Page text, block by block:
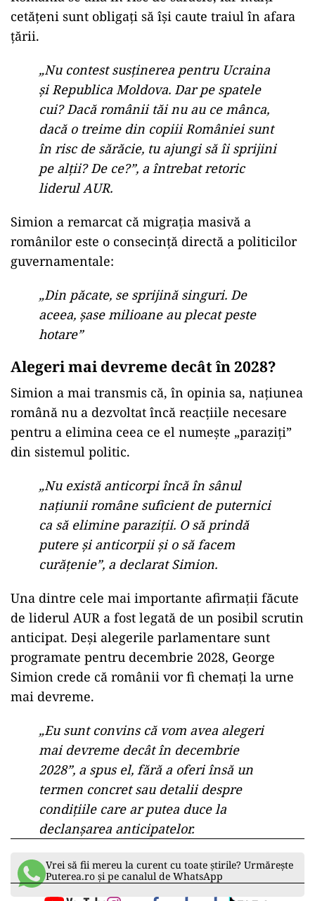
„Întâlnirile ascunse ale șacalilor
politicii românești”- Victor Negrescu
Sprijin extern și nevoi interne
Simion a abordat și tema sprijinului acordat de
România Ucrainei și Republicii Moldova,
susținând că ajutorul extern nu ar trebui să vină
în detrimentul populației române. El a amintit
că, în contextul actual, o treime dintre copiii din
cetățeni sunt obligați să își caute traiul în afara
țării.
și Republica Moldova. Dar pe spatele
cui? Dacă românii tăi nu au ce mânca,
dacă o treime din copiii României sunt
în risc de sărăcie, tu ajungi să îi sprijini
pe alții? De ce?”, a întrebat retoric
liderul AUR.
Simion a remarcat că migrația masivă a
românilor este o consecință directă a politicilor
„Din păcate, se sprijină singuri. De
aceea, șase milioane au plecat peste
hotare”
Alegeri mai devreme decât în 2028?
Simion a mai transmis că, în opinia sa, națiunea
română nu a dezvoltat încă reacțiile necesare
pentru a elimina ceea ce el numește „paraziți”
din sistemul politic.
„Nu există anticorpi încă în sânul
ca să elimine paraziții. O să prindă
putere și anticorpii și o să facem
curățenie”, a declarat Simion.
Una dintre cele mai importante afirmații făcute
de liderul AUR a fost legată de un posibil scrutin
anticipat. Deși alegerile parlamentare sunt
programate pentru decembrie 2028, George
Simion crede că românii vor fi chemați la urne